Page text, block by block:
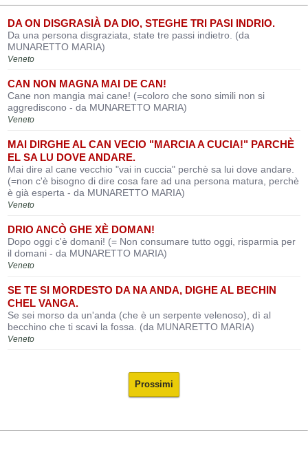
DA ON DISGRASIÀ DA DIO, STEGHE TRI PASI INDRIO.
Da una persona disgraziata, state tre passi indietro. (da
MUNARETTO MARIA)
Veneto
CAN NON MAGNA MAI DE CAN!
Cane non mangia mai cane! (=coloro che sono simili non si
aggrediscono - da MUNARETTO MARIA)
Veneto
MAI DIRGHE AL CAN VECIO "MARCIA A CUCIA!" PARCHÈ
EL SA LU DOVE ANDARE.
Mai dire al cane vecchio "vai in cuccia" perchè sa lui dove andare.
(=non c'è bisogno di dire cosa fare ad una persona matura, perchè
è già esperta - da MUNARETTO MARIA)
Veneto
DRIO ANCÒ GHE XÈ DOMAN!
Dopo oggi c'è domani! (= Non consumare tutto oggi, risparmia per
il domani - da MUNARETTO MARIA)
Veneto
SE TE SI MORDESTO DA NA ANDA, DIGHE AL BECHIN
CHEL VANGA.
Se sei morso da un'anda (che è un serpente velenoso), dì al
becchino che ti scavi la fossa. (da MUNARETTO MARIA)
Veneto
Prossimi